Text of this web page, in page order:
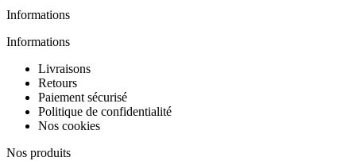
Informations
Informations
Livraisons
Retours
Paiement sécurisé
Politique de confidentialité
Nos cookies
Nos produits